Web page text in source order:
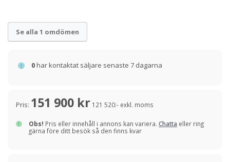
Se alla 1 omdömen
0har kontaktat säljare senaste 7 dagarna
Pris: 151 900 kr 121 520:- exkl. moms
Obs! Pris eller innehåll i annons kan variera. Chatta eller ring
gärna före ditt besök så den finns kvar